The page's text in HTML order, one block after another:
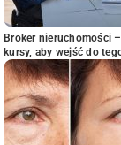
Broker nieruchomości
kursy, aby wejść do